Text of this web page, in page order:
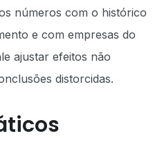
números com o histórico
e com empresas do
ajustar efeitos não
distorcidas.